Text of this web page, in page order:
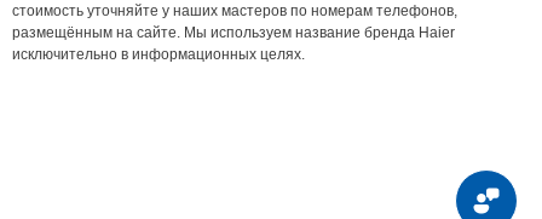
стоимость уточняйте у наших мастеров по номерам телефонов,
размещённым на сайте. Мы используем название бренда Haier
исключительно в информационных целях.